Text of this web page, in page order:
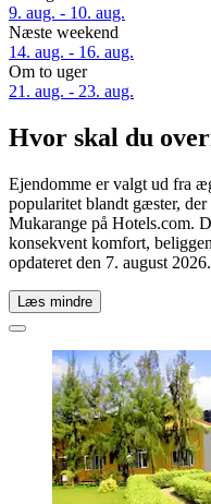
9. aug. - 10. aug.
Næste weekend
14. aug. - 16. aug.
Om to uger
21. aug. - 23. aug.
Hvor skal du
Ejendomme er valgt ud fra
popularitet blandt gæster,
Mukarange på Hotels.com.
konsekvent komfort,
opdateret den 7. august 2026.
Læs mindre